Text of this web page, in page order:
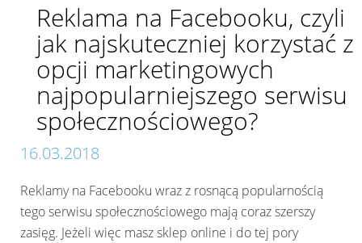
Reklama na Facebooku, czyli
jak najskuteczniej korzystać z
opcji marketingowych
najpopularniejszego serwisu
społecznościowego?
16.03.2018
Reklamy na Facebooku wraz z rosnącą popularnością
tego serwisu społecznościowego mają coraz szerszy
zasięg. Jeżeli więc masz sklep online i do tej pory